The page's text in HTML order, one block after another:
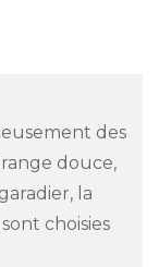
des
douce,
la
choisies